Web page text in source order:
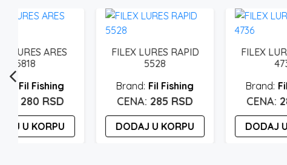
FILEX LURES RAPID
Fil Fishing
RSD
DODAJ U KORPU
FILEX LURES BOMB
Fil Fishing
RSD
DODAJ U KORPU